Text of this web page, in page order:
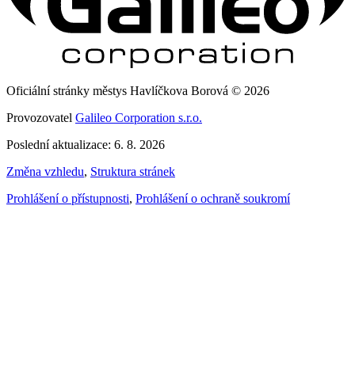
Oficiální stránky městys Havlíčkova Borová © 2026
Provozovatel Galileo Corporation s.r.o.
Poslední aktualizace: 6. 8. 2026
Změna vzhledu, Struktura stránek
Prohlášení o přístupnosti, Prohlášení o ochraně soukromí